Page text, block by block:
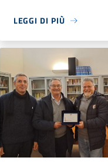
LEGGI DI PIÙ